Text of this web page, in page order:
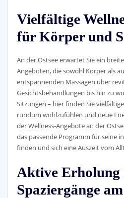
Vielfältige
für Körper und
An der Ostsee erwartet Sie ein
Angeboten, die sowohl Körper als
entspannenden Massagen über
Gesichtsbehandlungen bis hin zu
Sitzungen – hier finden Sie
rundum wohlzufühlen und neue
der Wellness-Angebote an der
das passende Programm für seine
finden und sich eine Auszeit vom
Aktive Erholung
Spaziergänge